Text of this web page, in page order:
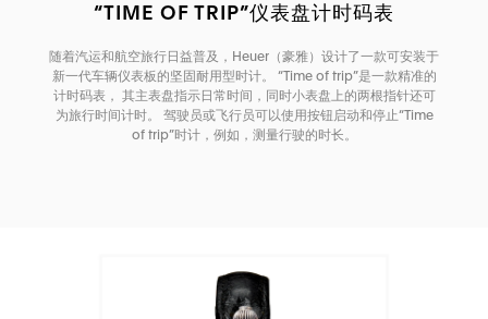
“TIME OF TRIP”仪表盘计时码表
随着汽运和航空旅行日益普及，Heuer（豪雅）设计了一款可安装于
新一代车辆仪表板的坚固耐用型时计。 “Time of trip”是一款精准的
计时码表， 其主表盘指示日常时间，同时小表盘上的两根指针还可
为旅行时间计时。 驾驶员或飞行员可以使用按钮启动和停止“Time
of trip”时计，例如，测量行驶的时长。